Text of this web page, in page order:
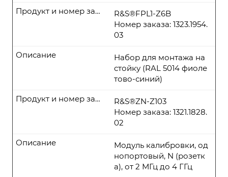
R&S®FPL1-Z6B
Номер заказа: 1323.1954.
03
Продукт и номер заказа
Набор для монтажа на
стойку (RAL 5014 фиоле
тово-синий)
Описание
R&S®ZN-Z103
Номер заказа: 1321.1828.
02
Продукт и номер заказа
Модуль калибровки, од
нопортовый, N (розетк
а), от 2 МГц до 4 ГГц
Описание